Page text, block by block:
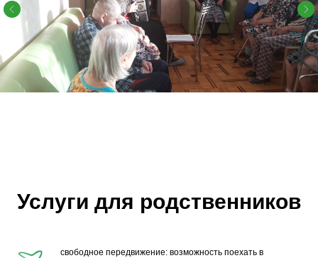
Услуги для родственников
свободное передвижение: возможность поехать в